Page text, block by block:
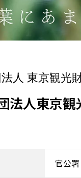
人 東京観光
法人東京
官公